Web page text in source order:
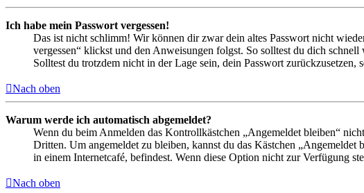
Ich habe mein Passwort vergessen!
Das ist nicht schlimm! Wir können dir zwar dein altes Passwort nicht
vergessen“ klickst und den Anweisungen folgst. So solltest du dich schnell
Solltest du trotzdem nicht in der Lage sein, dein Passwort
Nach oben
Warum werde ich automatisch abgemeldet?
Wenn du beim Anmelden das Kontrollkästchen „Angemeldet bleiben“
Dritten. Um angemeldet zu bleiben, kannst du das Kästchen
in einem Internetcafé, befindest. Wenn diese Option nicht zur Verfügung
Nach oben